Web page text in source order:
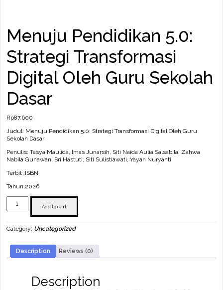
Menuju Pendidikan 5.0:
Strategi Transformasi
Digital Oleh Guru Sekolah
Dasar
Rp87.600
Judul: Menuju Pendidikan 5.0: Strategi Transformasi Digital Oleh Guru
Sekolah Dasar
Penulis: Tasya Maulida, Imas Junarsih, Siti Naida Aulia Salsabila, Zahwa
Nabila Gunawan, Sri Hastuti, Siti Sulistiawati, Yayan Nuryanti
Terbit :ISBN
Tahun 2026
Menuju
Pendidikan
Transformasi
Oleh
Guru
Sekolah
Add to cart
Category: Uncategorized
Description Reviews (0)
Description